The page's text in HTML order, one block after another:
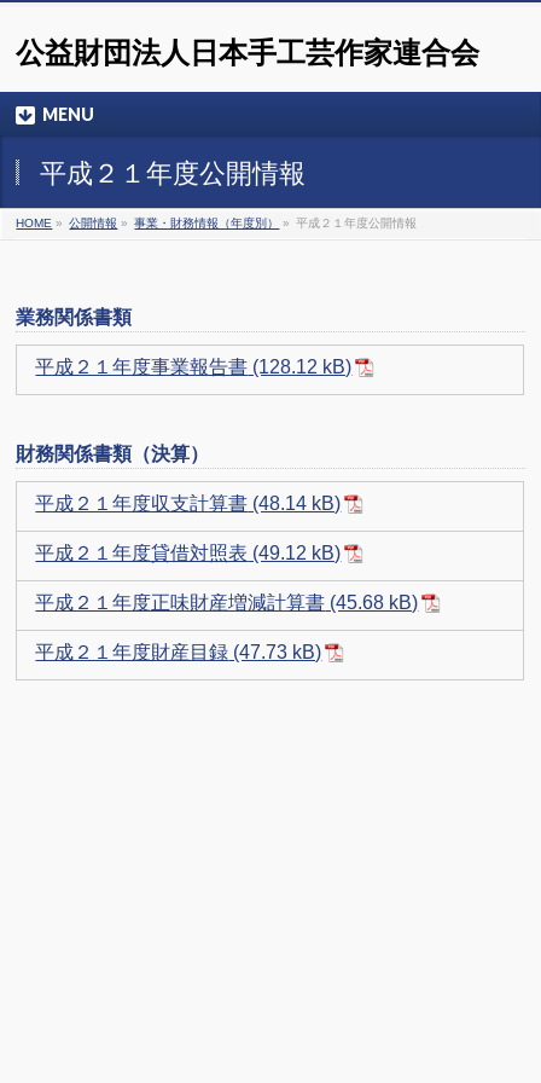
公益財団法人日本手工芸作家連合会
MENU
平成２１年度公開情報
HOME » 公開情報 » 事業・財務情報（年度別） » 平成２１年度公開情報
業務関係書類
平成２１年度事業報告書
財務関係書類（決算）
平成２１年度収支計算書
平成２１年度貸借対照表
平成２１年度正味財産増減計算書
平成２１年度財産目録